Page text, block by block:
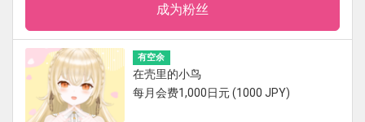
成为粉丝
有空余
在壳里的小鸟
每月会费1,000日元 (1000 JPY)